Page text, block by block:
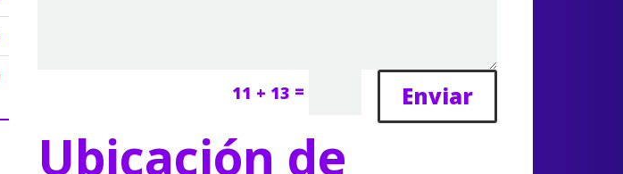
11 + 13 = Enviar
Ubicación de